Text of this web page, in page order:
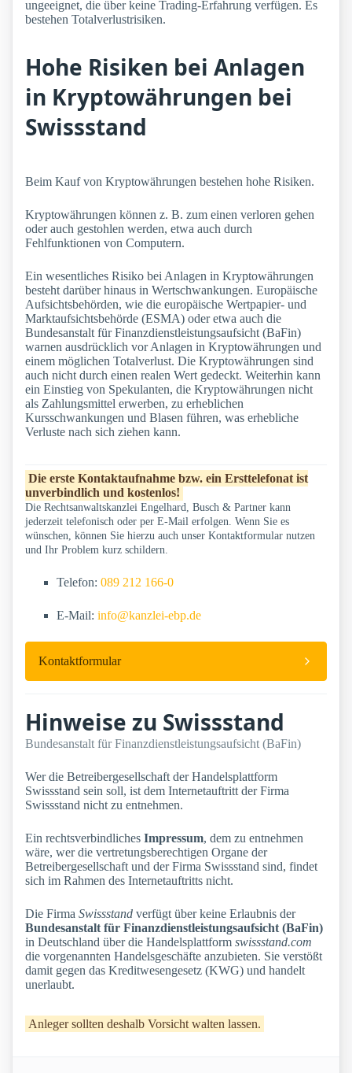
ungeeignet, die über keine Trading-Erfahrung verfügen. Es
bestehen Totalverlustrisiken.
Hohe Risiken bei Anlagen
in Kryptowährungen bei
Swissstand
Beim Kauf von Kryptowährungen bestehen hohe Risiken.
Kryptowährungen können z. B. zum einen verloren gehen
oder auch gestohlen werden, etwa auch durch
Fehlfunktionen von Computern.
Ein wesentliches Risiko bei Anlagen in Kryptowährungen
besteht darüber hinaus in Wertschwankungen. Europäische
Aufsichtsbehörden, wie die europäische Wertpapier- und
Marktaufsichtsbehörde (ESMA) oder etwa auch die
Bundesanstalt für Finanzdienstleistungsaufsicht (BaFin)
warnen ausdrücklich vor Anlagen in Kryptowährungen und
einem möglichen Totalverlust. Die Kryptowährungen sind
auch nicht durch einen realen Wert gedeckt. Weiterhin kann
ein Einstieg von Spekulanten, die Kryptowährungen nicht
als Zahlungsmittel erwerben, zu erheblichen
Kursschwankungen und Blasen führen, was erhebliche
Verluste nach sich ziehen kann.
Die erste Kontaktaufnahme bzw. ein Ersttelefonat ist
unverbindlich und kostenlos!
Die Rechtsanwaltskanzlei Engelhard, Busch & Partner kann
jederzeit telefonisch oder per E-Mail erfolgen. Wenn Sie es
wünschen, können Sie hierzu auch unser Kontaktformular nutzen
und Ihr Problem kurz schildern.
Telefon: 089 212 166-0
E-Mail: info@kanzlei-ebp.de
Kontaktformular
Hinweise zu Swissstand
Bundesanstalt für Finanzdienstleistungsaufsicht (BaFin)
Wer die Betreibergesellschaft der Handelsplattform
Swissstand sein soll, ist dem Internetauftritt der Firma
Swissstand nicht zu entnehmen.
Ein rechtsverbindliches Impressum, dem zu entnehmen
wäre, wer die vertretungsberechtigen Organe der
Betreibergesellschaft und der Firma Swissstand sind, findet
sich im Rahmen des Internetauftritts nicht.
Die Firma Swissstand verfügt über keine Erlaubnis der
Bundesanstalt für Finanzdienstleistungsaufsicht (BaFin)
in Deutschland über die Handelsplattform swissstand.com
die vorgenannten Handelsgeschäfte anzubieten. Sie verstößt
damit gegen das Kreditwesengesetz (KWG) und handelt
unerlaubt.
Anleger sollten deshalb Vorsicht walten lassen.